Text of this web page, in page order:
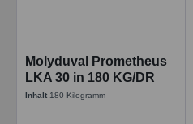
Molyduval Prometheus
LKA 30 in 180 KG/DR
Synth. Hochtemperatur
Inhalt 180 Kilogramm